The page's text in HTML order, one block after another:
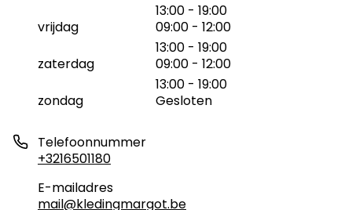
13:00 - 19:00
vrijdag
09:00 - 12:00
13:00 - 19:00
zaterdag
09:00 - 12:00
13:00 - 19:00
zondag
Gesloten
Telefoonnummer
+3216501180
E-mailadres
mail@kledingmargot.be